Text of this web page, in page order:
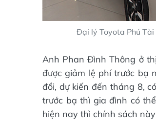
Đại lý Toyota Phú
Anh Phan Đình Thông ở
được giảm lệ phí trước bạ
đổi, dự kiến đến tháng 8,
trước bạ thì gia đình có
hiện nay thì chính sách